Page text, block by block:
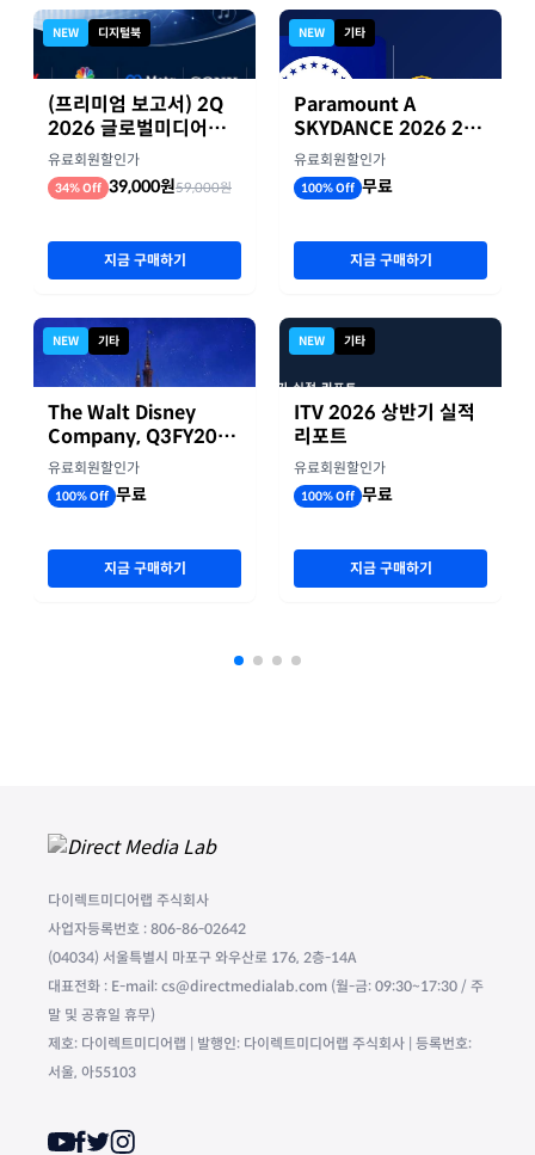
NEW 디지털북
(프리미엄 보고서) 2Q
2026 글로벌미디어기
업 실적 종합 보고서
유료회원할인가
34% Off 39,000원59,000원
지금 구매하기
NEW 기타
The Walt Disney
Company, Q3FY2026
실적자료
유료회원할인가
100% Off 무료
지금 구매하기
NEW 기타
Paramount A
SKYDANCE 2026 2분
기 실적
유료회원할인가
100% Off 무료
지금 구매하기
NEW 기타
ITV 2026 상반기 실적
리포트
유료회원할인가
100% Off 무료
지금 구매하기
다이렉트미디어랩 주식회사
사업자등록번호 : 806-86-02642
(04034) 서울특별시 마포구 와우산로 176, 2층-14A
대표전화 : E-mail: cs@directmedialab.com (월-금: 09:30~17:30 / 주
말 및 공휴일 휴무)
제호: 다이렉트미디어랩 | 발행인: 다이렉트미디어랩 주식회사 | 등록번호:
서울, 아55103